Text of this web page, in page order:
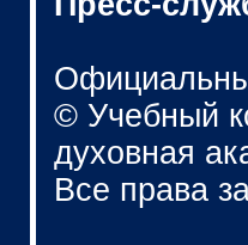
© Учебный
духовная
Все права